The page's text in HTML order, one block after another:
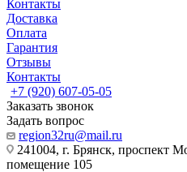
Контакты
Доставка
Оплата
Гарантия
Отзывы
Контакты
+7 (920) 607-05-05
Заказать звонок
Задать вопрос
region32ru@mail.ru
241004, г. Брянск, проспект
помещение 105